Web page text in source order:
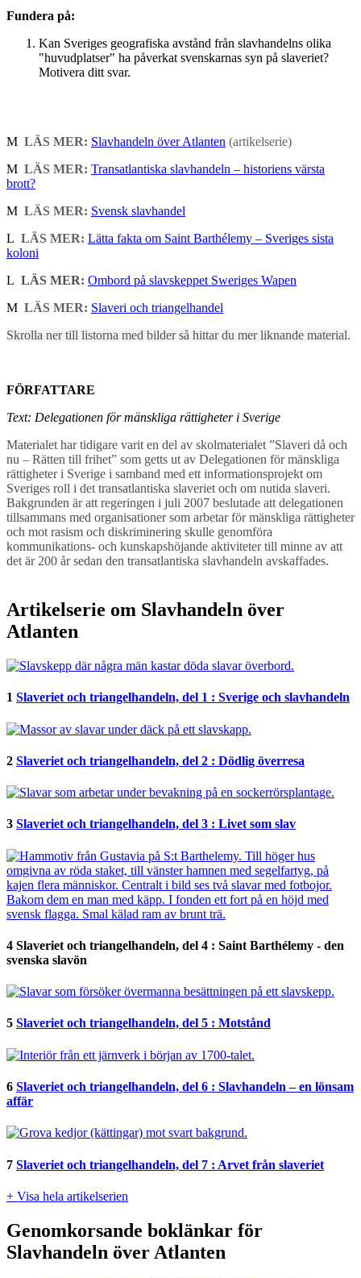
Fundera på:
Kan Sveriges geografiska avstånd från slavhandelns olika
"huvudplatser" ha påverkat svenskarnas syn på slaveriet?
Motivera ditt svar.
M LÄS MER: Slavhandeln över Atlanten (artikelserie)
M LÄS MER: Transatlantiska slavhandeln – historiens värsta
brott?
M LÄS MER: Svensk slavhandel
L LÄS MER: Lätta fakta om Saint Barthélemy – Sveriges sista
koloni
L LÄS MER: Ombord på slavskeppet Sweriges Wapen
M LÄS MER: Slaveri och triangelhandel
Skrolla ner till listorna med bilder så hittar du mer liknande material.
FÖRFATTARE
Text: Delegationen för mänskliga rättigheter i Sverige
Materialet har tidigare varit en del av skolmaterialet ”Slaveri då och
nu – Rätten till frihet” som getts ut av Delegationen för mänskliga
rättigheter i Sverige i samband med ett informationsprojekt om
Sveriges roll i det transatlantiska slaveriet och om nutida slaveri.
Bakgrunden är att regeringen i juli 2007 beslutade att delegationen
tillsammans med organisationer som arbetar för mänskliga rättigheter
och mot rasism och diskriminering skulle genomföra
kommunikations- och kunskapshöjande aktiviteter till minne av att
det är 200 år sedan den transatlantiska slavhandeln avskaffades.
Artikelserie om Slavhandeln över
Atlanten
1 Slaveriet och triangelhandeln, del 1 : Sverige och slavhandeln
2 Slaveriet och triangelhandeln, del 2 : Dödlig överresa
3 Slaveriet och triangelhandeln, del 3 : Livet som slav
4 Slaveriet och triangelhandeln, del 4 : Saint Barthélemy - den
svenska slavön
5 Slaveriet och triangelhandeln, del 5 : Motstånd
6 Slaveriet och triangelhandeln, del 6 : Slavhandeln – en lönsam
affär
7 Slaveriet och triangelhandeln, del 7 : Arvet från slaveriet
+ Visa hela artikelserien
Genomkorsande boklänkar för
Slavhandeln över Atlanten